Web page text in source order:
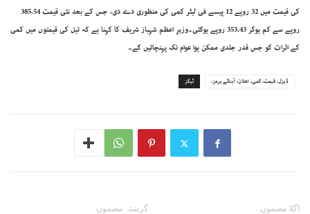
کی قیمت میں 32 روپے 12 پیسے فی لیٹر کمی کی منظوری دے دی، جس کے بعد نئی قیمت 385.54
روپے سے کم ہوکر 353.43 روپے ہوگئی۔وزیرِ اعظم شہباز شریف کا کہنا ہے کہ تیل کی قیمتوں میں کمی
کے اثرات کو جس قدر جلدی ممکن ہوا عوام تک پہنچائیں گے۔
ٹیگز ڈیزل، قیمت، کمی، اعلان، آبنائے ہرمز،
گزشتہ مضمون
اگلا مضمون